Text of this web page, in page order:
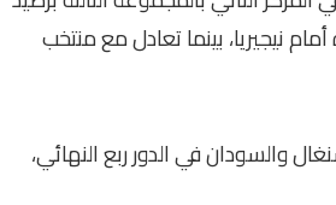
نيجيريا، بينما تعادل مع منتخب
والسودان في الدور ربع النهائي،